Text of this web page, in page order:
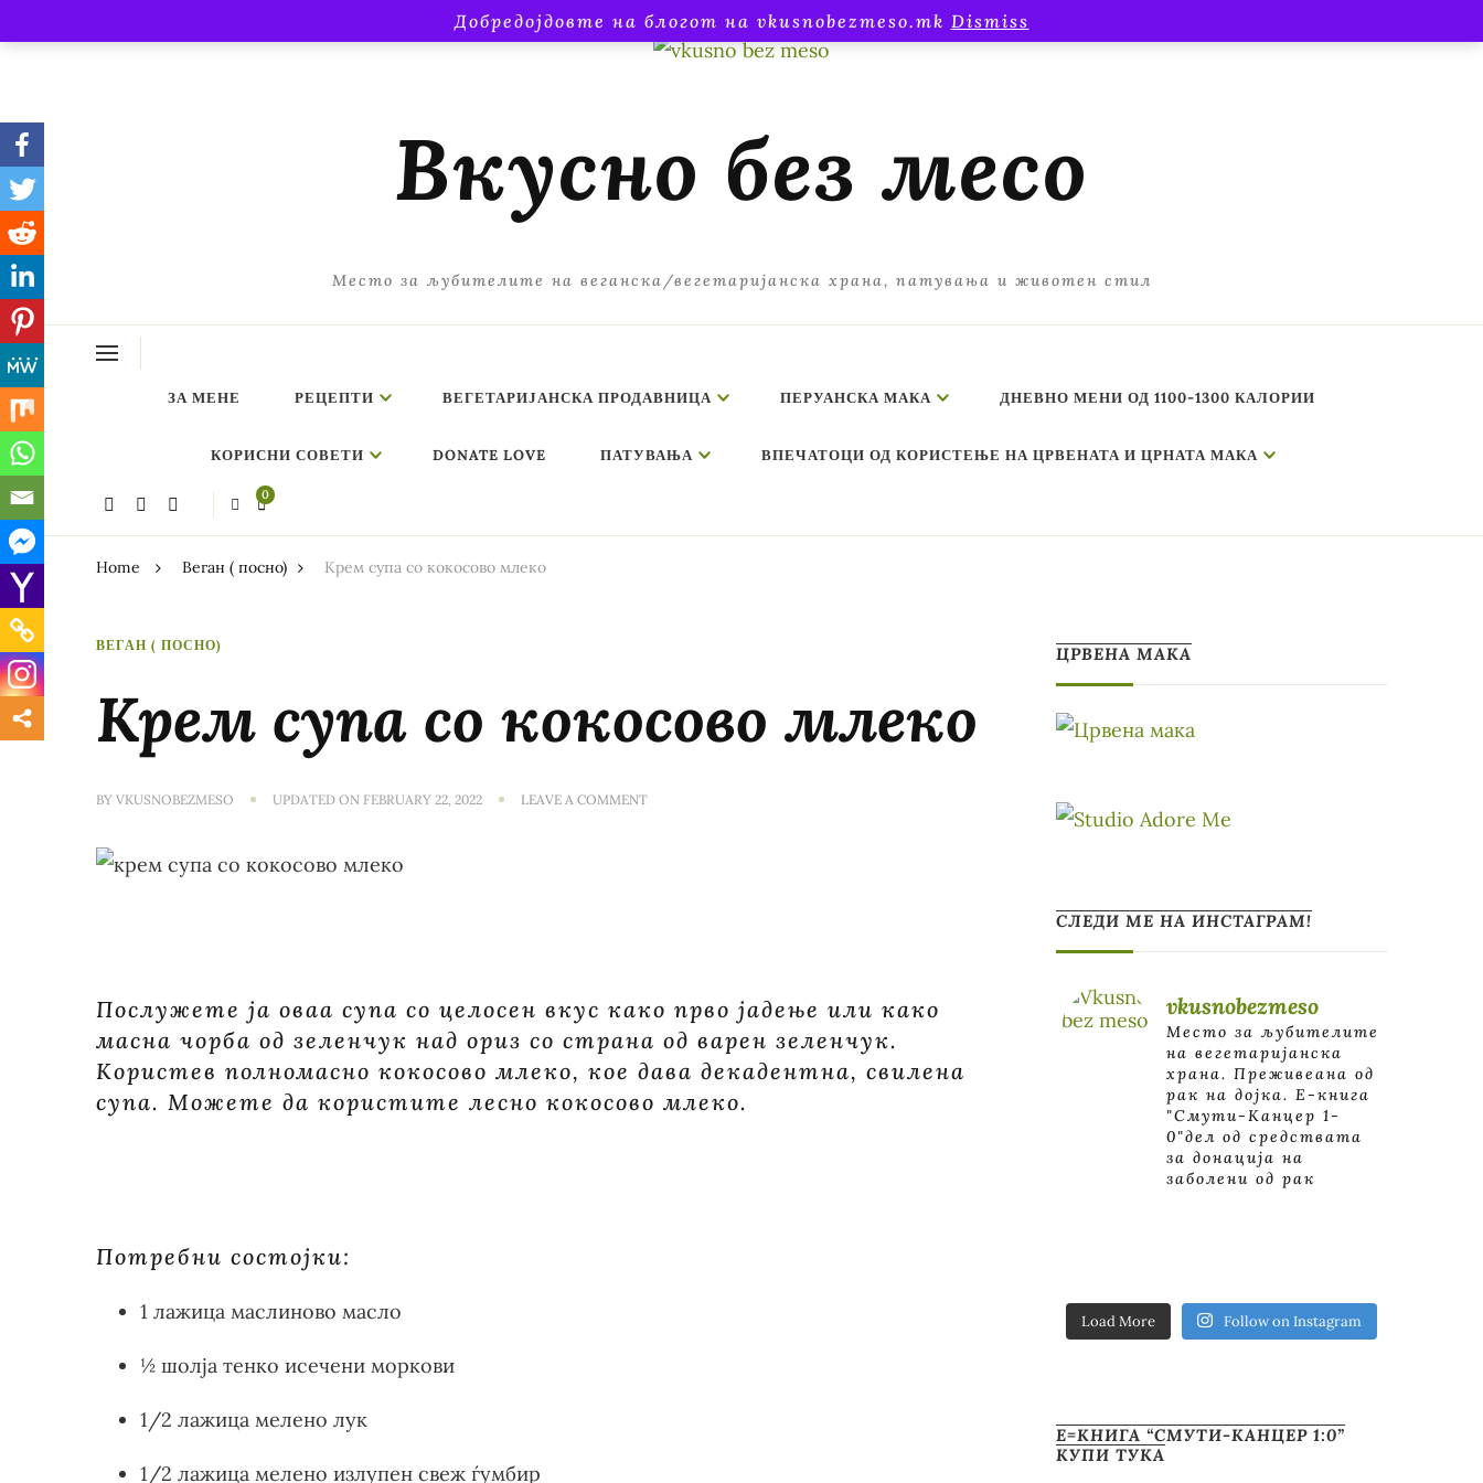
Добредојдовте на блогот на vkusnobezmeso.mk Dismiss
Вкусно без месо
Место за љубителите на веганска/вегетаријанска храна, патувања и животен стил
ЗА МЕНЕ РЕЦЕПТИ ВЕГЕТАРИЈАНСКА ПРОДАВНИЦА ПЕРУАНСКА МАКА ДНЕВНО МЕНИ ОД 1100-1300 КАЛОРИИ
КОРИСНИ СОВЕТИ DONATE LOVE ПАТУВАЊА ВПЕЧАТОЦИ ОД КОРИСТЕЊЕ НА ЦРВЕНАТА И ЦРНАТА МАКА
0
Home Веган ( посно) Крем супа со кокосово млеко
ВЕГАН ( ПОСНО)
Крем супа со кокосово млеко
BY VKUSNOBEZMESO UPDATED ON FEBRUARY 22, 2022 LEAVE A COMMENTON
Послужете ја оваа супа со целосен вкус како прво јадење или како
маcна чорба од зеленчук над ориз со страна од варен зеленчук.
Користeв полномасно кокосово млеко, кое дава декадентна, свилена
супа. Можете да користите лесно кокосово млеко.
Потребни состојки:
1 лажица маслиново масло
½ шолја тенко исечени моркови
1/2 лажица мелено лук
1/2 лажица мелено излупен свеж ѓумбир
ЦРВЕНА МАКА
СЛЕДИ МЕ НА ИНСТАГРАМ!
vkusnobezmeso
Место за љубителите
на вегетаријанска
храна. Преживеана од
рак на дојка. E-книга
"Смути-Канцер 1-
0"дел од средствата
за донација на
заболени од рак
Load More Follow on Instagram
Е=КНИГА “СМУТИ-КАНЦЕР 1:0”
КУПИ ТУКА